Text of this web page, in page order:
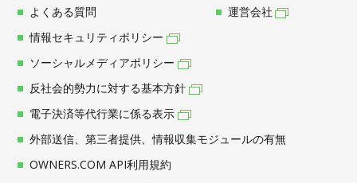
よくある質問
運営会社
情報セキュリティポリシー
ソーシャルメディアポリシー
反社会的勢力に対する基本方針
電子決済等代行業に係る表示
外部送信、第三者提供、情報収集モジュールの有無
OWNERS.COM API利用規約